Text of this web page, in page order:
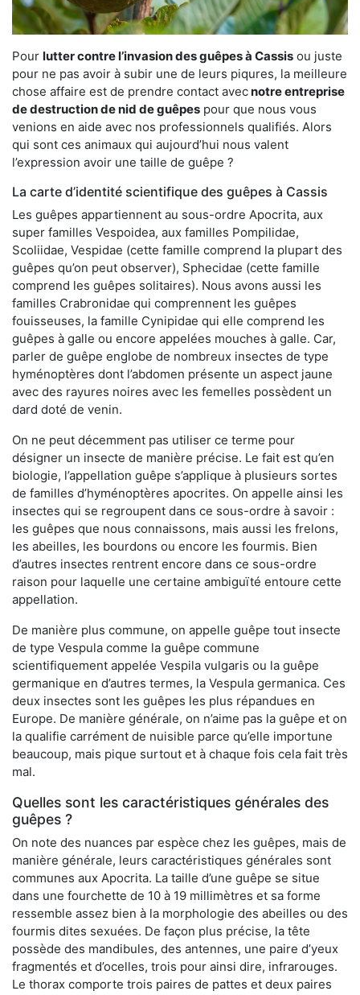
Pour lutter contre l’invasion des guêpes à Cassis ou juste
pour ne pas avoir à subir une de leurs piqures, la meilleure
chose affaire est de prendre contact avecnotre entreprise
de destruction de nid de guêpes pour que nous vous
venions en aide avec nos professionnels qualifiés. Alors
qui sont ces animaux qui aujourd’hui nous valent
l’expression avoir une taille de guêpe ?
La carte d’identité scientifique des guêpes à Cassis
Les guêpes appartiennent au sous-ordre Apocrita, aux
super familles Vespoidea, aux familles Pompilidae,
Scoliidae, Vespidae (cette famille comprend la plupart des
guêpes qu’on peut observer), Sphecidae (cette famille
comprend les guêpes solitaires). Nous avons aussi les
familles Crabronidae qui comprennent les guêpes
fouisseuses, la famille Cynipidae qui elle comprend les
guêpes à galle ou encore appelées mouches à galle. Car,
parler de guêpe englobe de nombreux insectes de type
hyménoptères dont l’abdomen présente un aspect jaune
avec des rayures noires avec les femelles possèdent un
dard doté de venin.
On ne peut décemment pas utiliser ce terme pour
désigner un insecte de manière précise. Le fait est qu’en
biologie, l’appellation guêpe s’applique à plusieurs sortes
de familles d’hyménoptères apocrites. On appelle ainsi les
insectes qui se regroupent dans ce sous-ordre à savoir :
les guêpes que nous connaissons, mais aussi les frelons,
les abeilles, les bourdons ou encore les fourmis. Bien
d’autres insectes rentrent encore dans ce sous-ordre
raison pour laquelle une certaine ambiguïté entoure cette
appellation.
De manière plus commune, on appelle guêpe tout insecte
de type Vespula comme la guêpe commune
scientifiquement appelée Vespila vulgaris ou la guêpe
germanique en d’autres termes, la Vespula germanica. Ces
deux insectes sont les guêpes les plus répandues en
Europe. De manière générale, on n’aime pas la guêpe et on
la qualifie carrément de nuisible parce qu’elle importune
beaucoup, mais pique surtout et à chaque fois cela fait très
mal.
Quelles sont les caractéristiques générales des
guêpes ?
On note des nuances par espèce chez les guêpes, mais de
manière générale, leurs caractéristiques générales sont
communes aux Apocrita. La taille d’une guêpe se situe
dans une fourchette de 10 à 19 millimètres et sa forme
ressemble assez bien à la morphologie des abeilles ou des
fourmis dites sexuées. De façon plus précise, la tête
possède des mandibules, des antennes, une paire d’yeux
fragmentés et d’ocelles, trois pour ainsi dire, infrarouges.
Le thorax comporte trois paires de pattes et deux paires